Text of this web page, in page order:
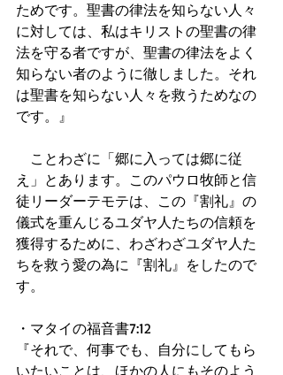
ためです。聖書の律法を知らない人々
に対しては、私はキリストの聖書の律
法を守る者ですが、聖書の律法をよく
知らない者のように徹しました。それ
は聖書を知らない人々を救うためなの
です。』
ことわざに「郷に入っては郷に従
え」とあります。このパウロ牧師と信
徒リーダーテモテは、この『割礼』の
儀式を重んじるユダヤ人たちの信頼を
獲得するために、わざわざユダヤ人た
ちを救う愛の為に『割礼』をしたので
す。
・マタイの福音書7:12
『それで、何事でも、自分にしてもら
いたいことは、ほかの人にもそのよう